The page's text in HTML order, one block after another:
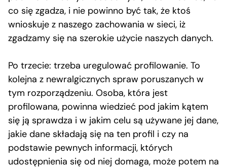
co się zgadza, i nie powinno być tak, że ktoś
wnioskuje z naszego zachowania w sieci, iż
zgadzamy się na szerokie użycie naszych danych.
Po trzecie: trzeba uregulować profilowanie. To
kolejna z newralgicznych spraw poruszanych w
tym rozporządzeniu. Osoba, która jest
profilowana, powinna wiedzieć pod jakim kątem
się ją sprawdza i w jakim celu są używane jej dane,
jakie dane składają się na ten profil i czy na
podstawie pewnych informacji, których
udostępnienia się od niej domaga, może potem na